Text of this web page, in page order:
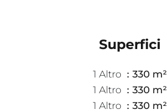
Superfici
1 Altro
330 m²
1 Altro
330 m²
1 Altro
330 m²